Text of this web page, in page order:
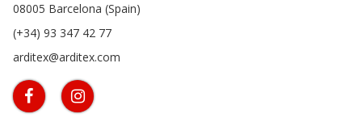
08005 Barcelona (Spain)
(+34) 93 347 42 77
arditex@arditex.com